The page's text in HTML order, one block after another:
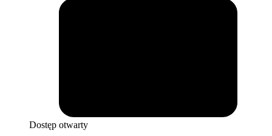
Dostęp otwarty